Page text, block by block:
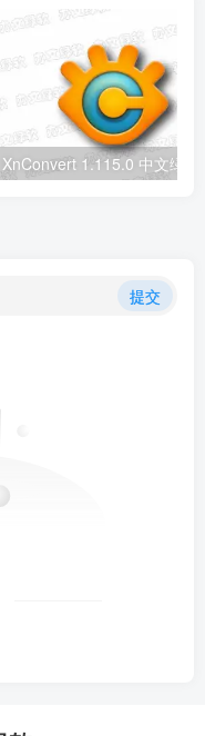
提交